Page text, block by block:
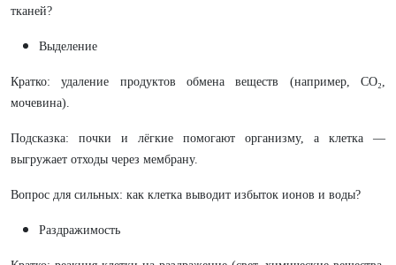
тканей?
Выделение
Кратко: удаление продуктов обмена веществ (например, CO₂,
мочевина).
Подсказка: почки и лёгкие помогают организму, а клетка —
выгружает отходы через мембрану.
Вопрос для сильных: как клетка выводит избыток ионов и воды?
Раздражимость